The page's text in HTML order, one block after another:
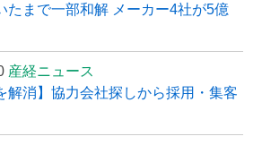
たまで一部和解 メーカー4社が5億
産経ニュース
解消】協力会社探しから採用・集客